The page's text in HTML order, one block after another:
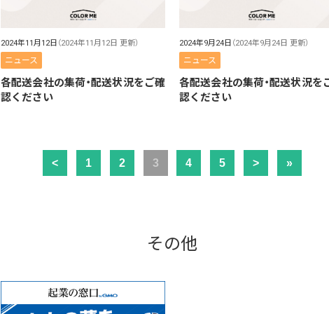
2024年11月12日 （2024年11月12日 更新）
ニュース
各配送会社の集荷・配送状況をご確
認ください
2024年9月24日 （2024年9月24日 更新）
ニュース
各配送会社の集荷・配送状況を
認ください
< 1 2 3 4 5 > »
その他